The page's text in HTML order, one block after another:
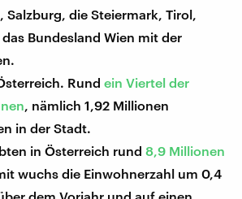
Salzburg, die Steiermark, Tirol,
Bundesland Wien mit der
Rundein Viertel der
, nämlich 1,92 Millionen
in der Stadt.
in Österreich rund8,9 Millionen
wuchs die Einwohnerzahl um 0,4